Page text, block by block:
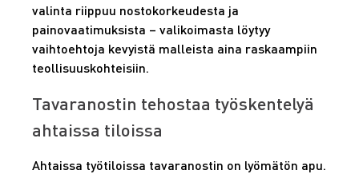
valinta riippuu nostokorkeudesta ja
painovaatimuksista – valikoimasta löytyy
vaihtoehtoja kevyistä malleista aina raskaampiin
teollisuuskohteisiin.
Tavaranostin tehostaa työskentelyä
ahtaissa tiloissa
Ahtaissa työtiloissa tavaranostin on lyömätön apu.